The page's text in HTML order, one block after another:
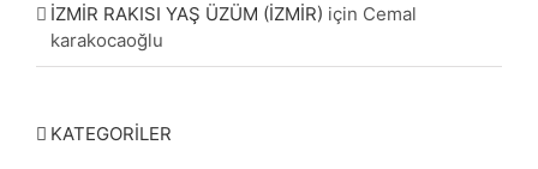
İZMİR RAKISI YAŞ ÜZÜM (İZMİR) için Cemal
karakocaoğlu
KATEGORİLER